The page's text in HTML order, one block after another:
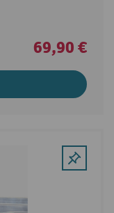
69,90 €